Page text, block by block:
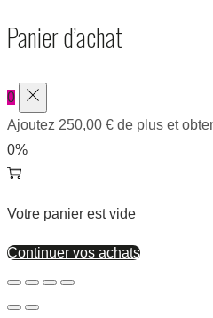
Panier d’achat
0
Ajoutez 250,00 € de plus et
0%
Votre panier est vide
Continuer vos achats